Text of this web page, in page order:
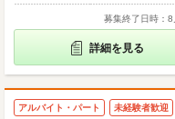
募集終了日時：8
詳細を見る
アルバイト・パート 未経験者歓迎